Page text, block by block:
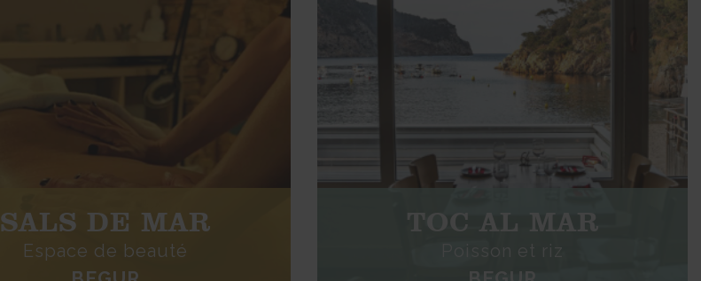
SALS DE MAR
Espace de beauté
TOC AL MAR
Poisson et riz